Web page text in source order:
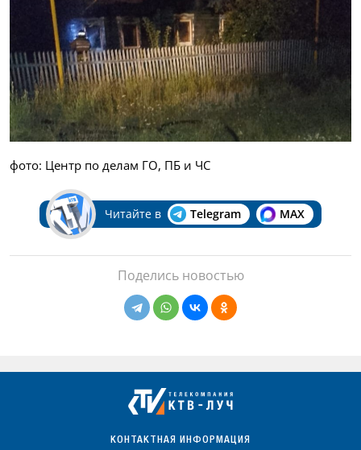
фото: Центр по делам ГО, ПБ и ЧС
Читайте в Telegram MAX
Поделись новостью
КОНТАКТНАЯ ИНФОРМАЦИЯ